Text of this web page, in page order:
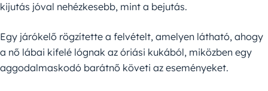
kijutás jóval nehézkesebb, mint a bejutás.
Egy járókelő rögzítette a felvételt, amelyen látható, ahogy
a nő lábai kifelé lógnak az óriási kukából, miközben egy
aggodalmaskodó barátnő követi az eseményeket.